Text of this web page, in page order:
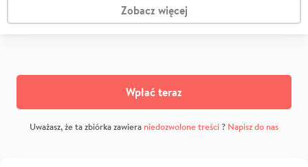
Zobacz więcej
Wpłać teraz
Uważasz, że ta zbiórka zawiera niedozwolone treści? Napisz do nas